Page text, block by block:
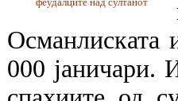
Османлиската
000 јаничари.